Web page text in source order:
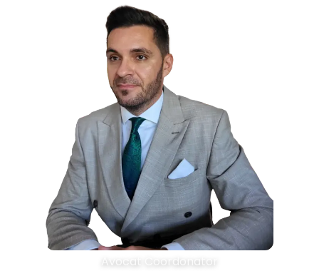
Avocat Coordonator